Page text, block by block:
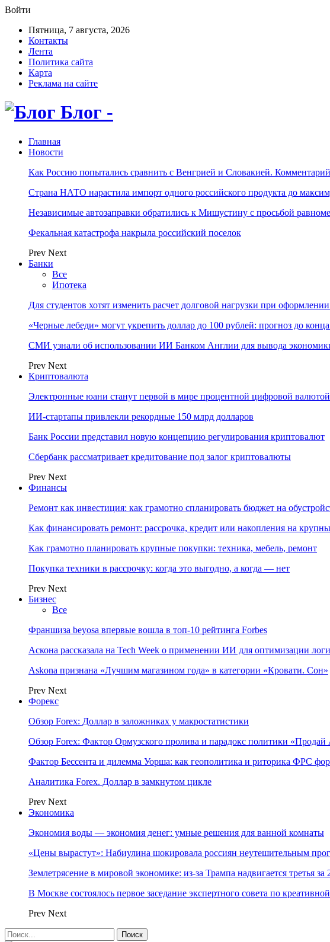
Войти
Пятница, 7 августа, 2026
Контакты
Лента
Политика сайта
Карта
Реклама на сайте
Блог -
Главная
Новости
Как Россию попытались сравнить с Венгрией и Словакией. Комментарий
Страна НАТО нарастила импорт одного российского продукта до
Независимые автозаправки обратились к Мишустину с просьбой
Фекальная катастрофа накрыла российский поселок
Prev Next
Банки
Все
Ипотека
Для студентов хотят изменить расчет долговой нагрузки при
«Черные лебеди» могут укрепить доллар до 100 рублей: прогноз до конца
СМИ узнали об использовании ИИ Банком Англии для вывода
Prev Next
Криптовалюта
Электронные юани станут первой в мире процентной цифровой
ИИ-стартапы привлекли рекордные 150 млрд долларов
Банк России представил новую концепцию регулирования криптовалют
Сбербанк рассматривает кредитование под залог криптовалюты
Prev Next
Финансы
Ремонт как инвестиция: как грамотно спланировать бюджет на
Как финансировать ремонт: рассрочка, кредит или накопления на
Как грамотно планировать крупные покупки: техника, мебель, ремонт
Покупка техники в рассрочку: когда это выгодно, а когда — нет
Prev Next
Бизнес
Все
Франшиза beyosa впервые вошла в топ-10 рейтинга Forbes
Аскона рассказала на Tech Week о применении ИИ для оптимизации
Askona признана «Лучшим магазином года» в категории «Кровати. Сон»
Prev Next
Форекс
Обзор Forex: Доллар в заложниках у макростатистики
Обзор Forex: Фактор Ормузского пролива и парадокс политики «Продай
Фактор Бессента и дилемма Уорша: как геополитика и риторика ФРС
Аналитика Forex. Доллар в замкнутом цикле
Prev Next
Экономика
Экономия воды — экономия денег: умные решения для ванной комнаты
«Цены вырастут»: Набиулина шокировала россиян неутешительным
Землетрясение в мировой экономике: из-за Трампа надвигается третья
В Москве состоялось первое заседание экспертного совета по
Prev Next